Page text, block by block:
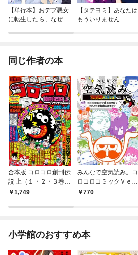
【単行本】おデブ悪女
に転生したら、なぜか
【タテヨミ】あなたは
もういりません
同じ作者の本
合本版 コロコロ創刊伝
説 上（１・２・３巻
編）1,749
みんなで空気読み。コ
ロコロコミックＶｅ
ｒ．770
小学館のおすすめ本